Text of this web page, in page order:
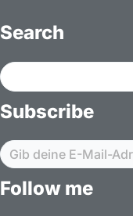
Automobils
der
Kontrollgesellschaft
Search
Suchen
Subscribe
Gib deine E-Mail-Adresse ein ...
Follow me